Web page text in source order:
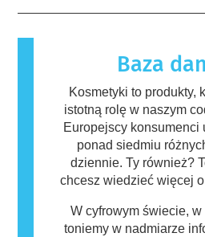
funkcjonowania układu
mogą zawierać składniki,
osób mogą okazać się
oznacza to jednak, że
bezpieczny dla innych.
Baza
Kosmetyki to produkty,
istotną rolę w naszym
Europejscy konsumenci
ponad siedmiu
dziennie. Ty również?
chcesz wiedzieć więcej
W cyfrowym świecie, w
toniemy w nadmiarze